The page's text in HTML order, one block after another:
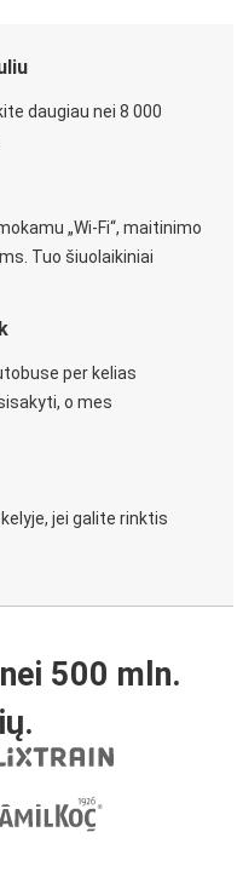
daugiau nei 8 000
„Wi-Fi“, maitinimo
Tuo šiuolaikiniai
per kelias
o mes
jei galite rinktis
500 mln.